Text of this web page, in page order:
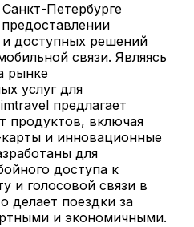
Петербурге
доступных решений
связи. Являясь
рынке
услуг для
предлагает
продуктов, включая
и инновационные
для
доступа к
и голосовой связи в
делает поездки за
и экономичными.